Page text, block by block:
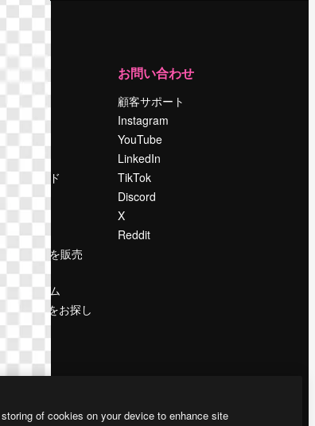
社概要
用情報
検索トレンド
ブログ
コンテンツを販売
る
レスルーム
magnific.aiをお探し
すか？
お問い合わせ
顧客サポート
Instagram
YouTube
LinkedIn
TikTok
Discord
X
Reddit
of cookies on your device to enhance site